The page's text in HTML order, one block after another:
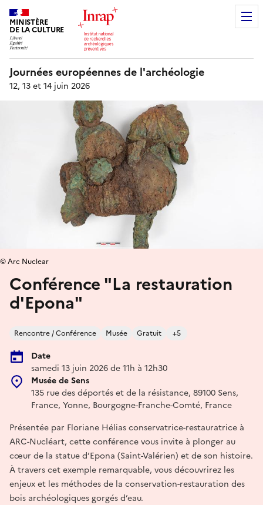
MINISTÈRE
DE LA CULTURE
Journées européennes de l'archéologie
12, 13 et 14 juin 2026
Conférence "La restauration
d'Epona"
Rencontre / Conférence Musée Gratuit +5
Date
samedi 13 juin 2026 de 11h à 12h30
Musée de Sens
135 rue des déportés et de la résistance, 89100 Sens,
France, Yonne, Bourgogne-Franche-Comté, France
© Arc Nuclear
Présentée par Floriane Hélias conservatrice-restauratrice à
ARC-Nucléart, cette conférence vous invite à plonger au
cœur de la statue d’Epona (Saint-Valérien) et de son histoire.
À travers cet exemple remarquable, vous découvrirez les
enjeux et les méthodes de la conservation-restauration des
bois archéologiques gorgés d’eau.